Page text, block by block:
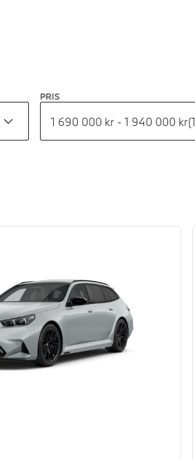
PRIS
1 690 000 kr - 1 940 000 kr(1